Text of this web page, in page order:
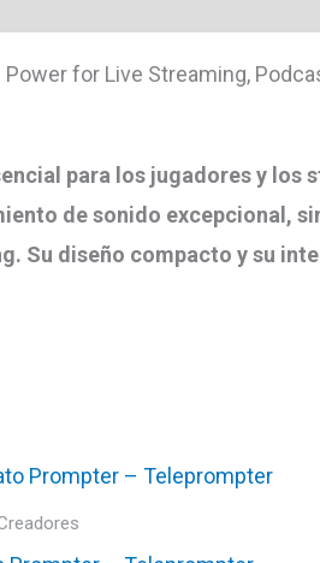
for Live Streaming,
para los jugadores y los
de sonido excepcional,
Su diseño compacto y su